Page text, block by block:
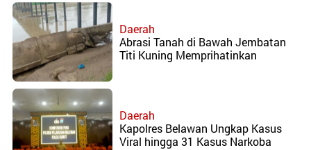
Yogyakarta
Papua
Kepri
Bengkulu
Sulteng
Alor
Daerah
Abrasi Tanah di Bawah Jembatan
Titi Kuning Memprihatinkan
Daerah
Kapolres Belawan Ungkap Kasus
Viral hingga 31 Kasus Narkoba